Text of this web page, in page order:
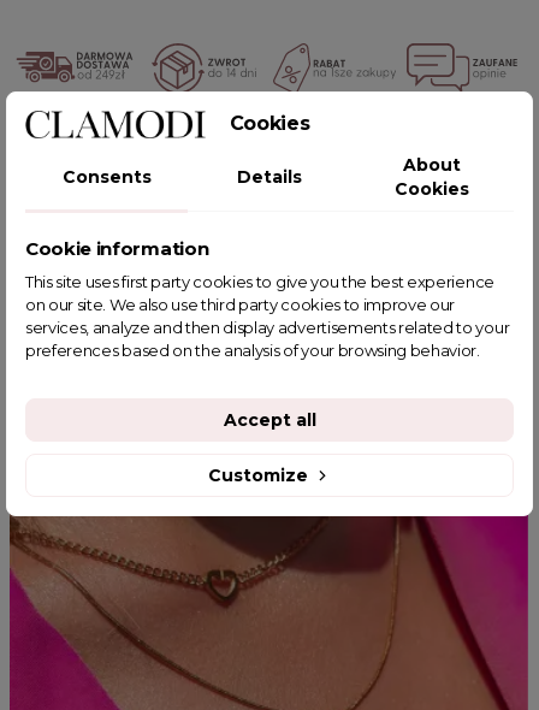
POWIĄZANE TAGI
YOU MIGHT ALSO LIKE
Cookies
Consents Details
About
Cookies
Cookie information
This site uses first party cookies to give you the best experience
on our site. We also use third party cookies to improve our
services, analyze and then display advertisements related to your
preferences based on the analysis of your browsing behavior.
Customize
Accept all